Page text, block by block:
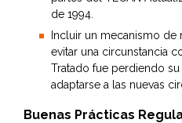
de 1994.
Incluir un mecanismo de
evitar una circunstancia
Tratado fue perdiendo
adaptarse a las nuevas
Buenas Prácticas